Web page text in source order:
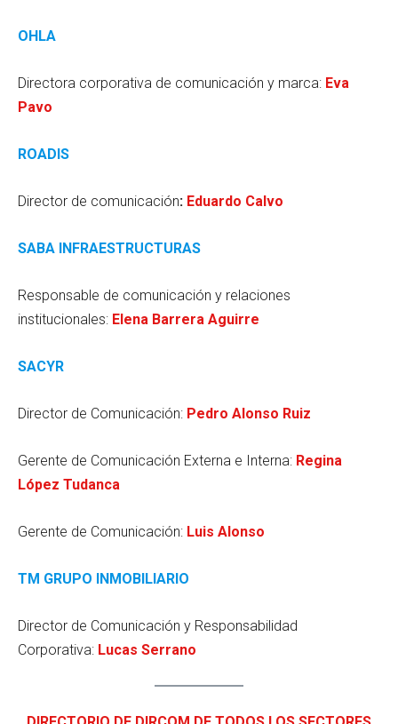
OHLA
Directora corporativa de comunicación y marca: Eva
Pavo
ROADIS
Director de comunicación: Eduardo Calvo
SABA INFRAESTRUCTURAS
Responsable de comunicación y relaciones
institucionales: Elena Barrera Aguirre
SACYR
Director de Comunicación: Pedro Alonso Ruiz
Gerente de Comunicación Externa e Interna: Regina
López Tudanca
Gerente de Comunicación: Luis Alonso
TM GRUPO INMOBILIARIO
Director de Comunicación y Responsabilidad
Corporativa: Lucas Serrano